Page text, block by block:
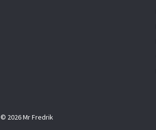
© 2026 Mr Fredrik